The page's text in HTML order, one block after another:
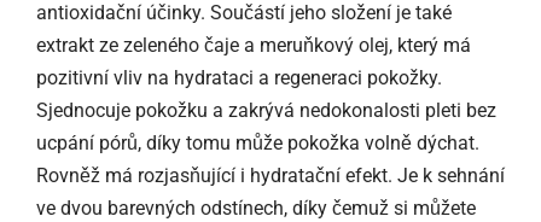
antioxidační účinky. Součástí jeho složení je také
extrakt ze zeleného čaje a meruňkový olej, který má
pozitivní vliv na hydrataci a regeneraci pokožky.
Sjednocuje pokožku a zakrývá nedokonalosti pleti bez
ucpání pórů, díky tomu může pokožka volně dýchat.
Rovněž má rozjasňující i hydratační efekt. Je k sehnání
ve dvou barevných odstínech, díky čemuž si můžete